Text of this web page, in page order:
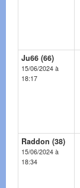
Ju66 (66)
15/06/2024 à
18:17
Raddon (38)
15/06/2024 à
18:34